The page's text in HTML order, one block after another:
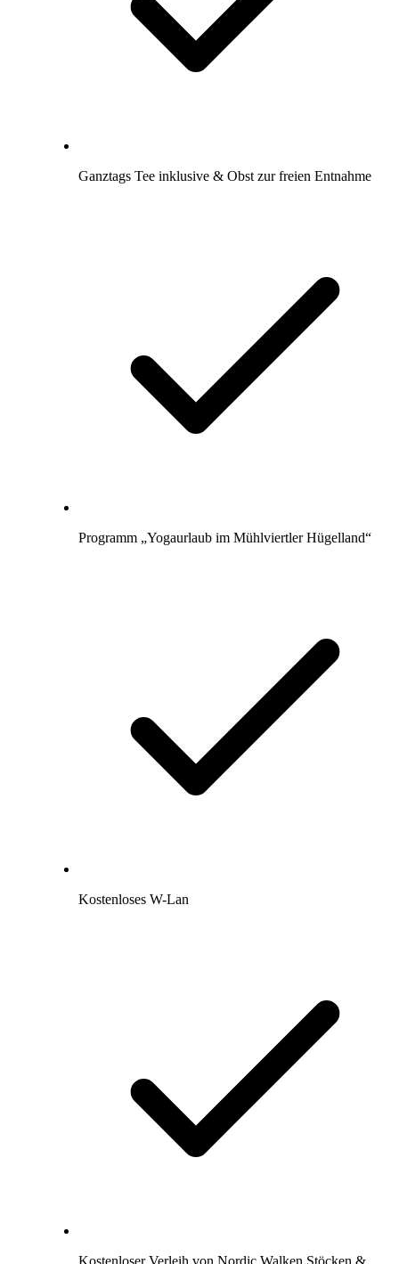
Ganztags Tee inklusive & Obst zur freien Entnahme
Programm „Yogaurlaub im Mühlviertler Hügelland“
Kostenloses W-Lan